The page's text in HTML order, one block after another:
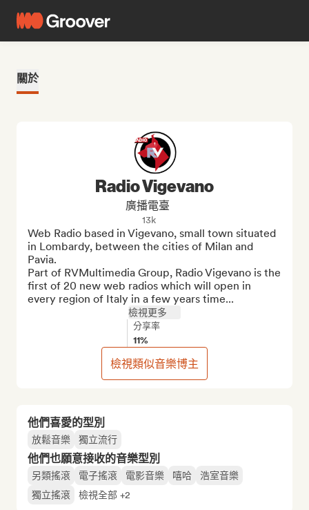
關於
他們喜愛的型別
放鬆音樂 獨立流行
他們也願意接收的音樂型別
另類搖滾 電子搖滾 電影音樂 嘻哈
浩室音樂
獨立搖滾
檢視全部 +2
Radio Vigevano
廣播電臺
13k
Web Radio based in Vigevano, small town situated
in Lombardy, between the cities of Milan and
Pavia.
Part of RVMultimedia Group, Radio Vigevano is the
first of 20 new web radios which will open in
every region of Italy in a few years time...
檢視更多
分享率
11%
檢視類似音樂博主